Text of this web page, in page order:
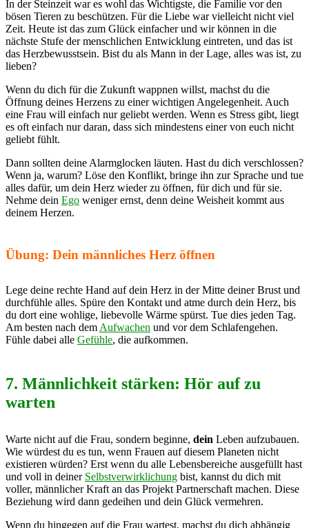
In der Steinzeit war es wohl das Wichtigste, die Familie vor den
bösen Tieren zu beschützen. Für die Liebe war vielleicht nicht viel
Zeit. Heute ist das zum Glück einfacher und wir können in die
nächste Stufe der menschlichen Entwicklung eintreten, und das ist
das Herzbewusstsein. Bist du als Mann in der Lage, alles was ist, zu
lieben?
Wenn du dich für die Zukunft wappnen willst, machst du die
Öffnung deines Herzens zu einer wichtigen Angelegenheit. Auch
eine Frau will einfach nur geliebt werden. Wenn es Stress gibt, liegt
es oft einfach nur daran, dass sich mindestens einer von euch nicht
geliebt fühlt.
Dann sollten deine Alarmglocken läuten. Hast du dich verschlossen?
Wenn ja, warum? Löse den Konflikt, bringe ihn zur Sprache und tue
alles dafür, um dein Herz wieder zu öffnen, für dich und für sie.
Nehme dein Ego weniger ernst, denn deine Weisheit kommt aus
deinem Herzen.
Übung: Dein männliches Herz öffnen
Lege deine rechte Hand auf dein Herz in der Mitte deiner Brust und
durchfühle alles. Spüre den Kontakt und atme durch dein Herz, bis
du dort eine wohlige, liebevolle Wärme spürst. Tue dies jeden Tag.
Am besten nach dem Aufwachen und vor dem Schlafengehen.
Fühle dabei alle Gefühle, die aufkommen.
7. Männlichkeit stärken: Hör auf zu
warten
Warte nicht auf die Frau, sondern beginne, dein Leben aufzubauen.
Wie würdest du es tun, wenn Frauen auf diesem Planeten nicht
existieren würden? Erst wenn du alle Lebensbereiche ausgefüllt hast
und voll in deiner Selbstverwirklichung bist, kannst du dich mit
voller, männlicher Kraft an das Projekt Partnerschaft machen. Diese
Beziehung wird dann gedeihen und dein Glück vermehren.
Wenn du hingegen auf die Frau wartest, machst du dich abhängig